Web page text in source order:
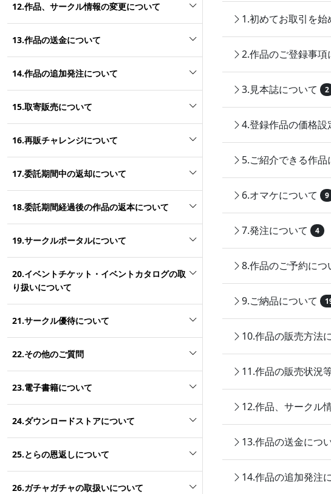
12.作品、サークル情報の変更について
13.作品の送金について
14.作品の追加発注について
15.取寄販売について
16.再販チャレンジについて
17.委託期間中の返却について
18.委託期間経過後の作品の返本について
19.サークルポータルについて
20.イベントチケット・イベントカタログの取
り扱いについて
21.サークル優待について
22.その他のご質問
23.電子書籍について
24.ダウンロードストアについて
25.とらの恩返しについて
26.ガチャガチャの取扱いについて
1.初めてお取引を
2.作品のご登録事項
3.見本誌について 2
4.登録作品の価格設
5.ご紹介できる作品
6.オマケについて 9
7.発注について 4
8.作品のご予約につ
9.ご納品について
10.作品の販売方法
11.作品の販売状況
12.作品、サークル
13.作品の送金につ
14.作品の追加発注